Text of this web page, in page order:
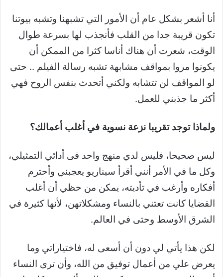
أنا أشعر بشكل عام أن الأمور التي تشبهنا وتشبه بيوتنا
تكون قريبة جدا من القلب فأنجذب لها بسرعة طوال
الوقت، شعرت أن هناك أناسا كثرا من الممكن أن
يكونوا مروا بمواقف مشابهة تشبه رسالة الفيلم .. حتى
لو المواقف لن تتشابه ولكني أتحدث بنفس الروح فهي
أكثر ما جذبني للعمل.
ولماذا توجد تقريبا نزعة نسوية في أغلب أعمالك؟
ليس صحيحا، فليس لدي منهج واحد فى أدائي التمثيلي،
وكل ما في الأمر أنني أقرأ سيناريو يعجبني وأحترم
أفكاره وأرغب في تأديته، يمكن من حظي أن أغلب
القضايا كانت تعتني بالنساء ومشكلاتهن، لأنها كثيرة في
الشرق الأوسط وحتى في العالم.
لكن هذا يأتي لي دون أن أسعى له، فاختياراتي وما
يعرض علي من أعمال توفيق من الله، وأن ترى النساء